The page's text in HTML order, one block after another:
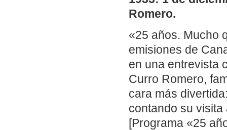
Romero.
«25 años. Mucho
emisiones de
en una entrevista
Curro Romero,
cara más
contando su visita
[Programa «25